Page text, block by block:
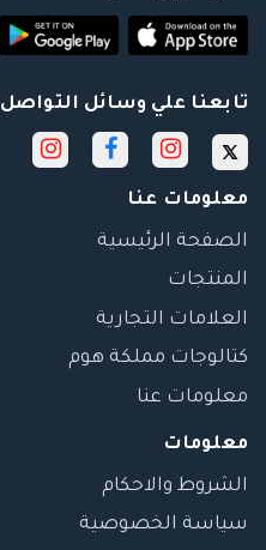
تابعنا علي وسائل التواصل
معلومات عنا
الصفحة الرئيسية
المنتجات
العلامات التجارية
كتالوجات مملكة هوم
معلومات عنا
معلومات
الشروط والاحكام
سياسة الخصوصية